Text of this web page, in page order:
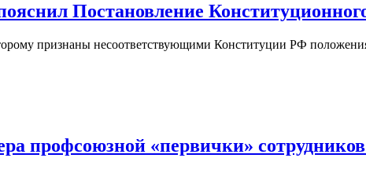
Постановление Конституционного
признаны несоответствующими Конституции РФ
профсоюзной «первички»